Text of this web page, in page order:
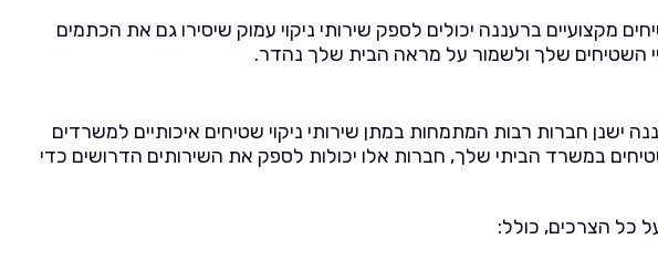
ברעננה יכולים לספק שירותי ניקוי עמוק שיסירו גם את הכתמים
השטיחים שלך ולשמור על מראה הבית שלך נהדר.
ישנן חברות רבות המתמחות במתן שירותי ניקוי שטיחים איכותיים למשרדים
במשרד הביתי שלך, חברות אלו יכולות לספק את השירותים הדרושים כדי
כל הצרכים, כולל: